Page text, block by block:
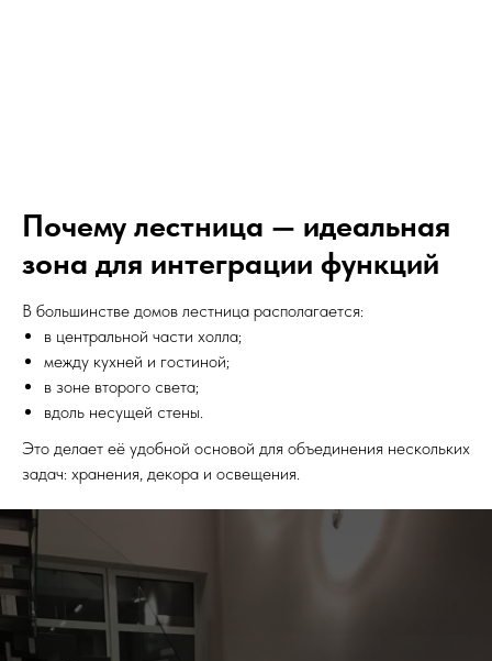
Почему лестница — идеальная
зона для интеграции функций
В большинстве домов лестница располагается:
в центральной части холла;
между кухней и гостиной;
в зоне второго света;
вдоль несущей стены.
Это делает её удобной основой для объединения нескольких
задач: хранения, декора и освещения.